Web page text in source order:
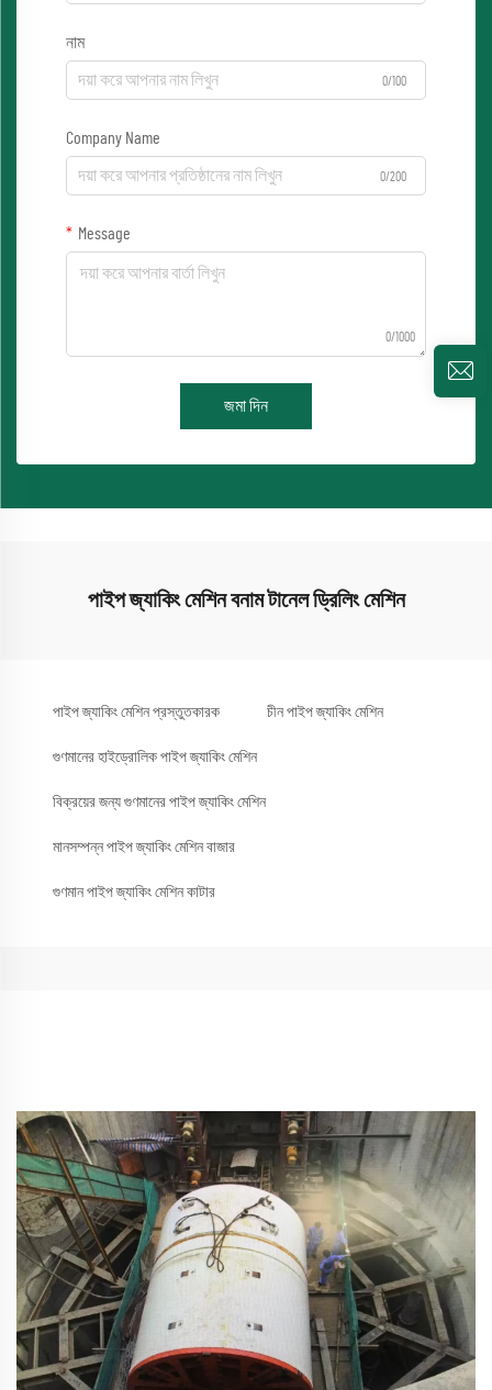
নাম
0/100
Company Name
0/200
Message
0/1000
জমা দিন
পাইপ জ্যাকিং মেশিন বনাম টানেল ড্রিলিং মেশিন
পাইপ জ্যাকিং মেশিন প্রস্তুতকারক চীন পাইপ জ্যাকিং মেশিন
গুণমানের হাইড্রোলিক পাইপ জ্যাকিং মেশিন
বিক্রয়ের জন্য গুণমানের পাইপ জ্যাকিং মেশিন
মানসম্পন্ন পাইপ জ্যাকিং মেশিন বাজার
গুণমান পাইপ জ্যাকিং মেশিন কাটার